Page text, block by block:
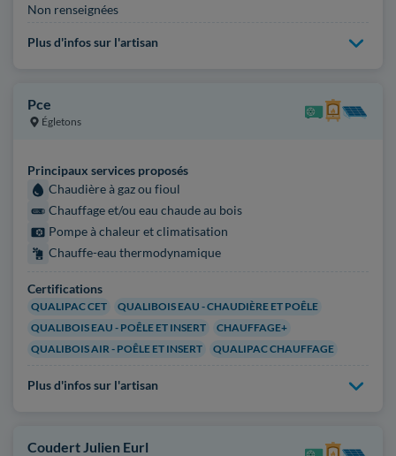
Non renseignées
Plus d'infos sur l'artisan
Pce
Égletons
Principaux services proposés
Chaudière à gaz ou fioul
Chauffage et/ou eau chaude au bois
Pompe à chaleur et climatisation
Chauffe-eau thermodynamique
Certifications
QUALIPAC CET
QUALIBOIS EAU - CHAUDIÈRE ET POÊLE
QUALIBOIS EAU - POÊLE ET INSERT
CHAUFFAGE+
QUALIBOIS AIR - POÊLE ET INSERT
QUALIPAC CHAUFFAGE
Plus d'infos sur l'artisan
Coudert Julien Eurl